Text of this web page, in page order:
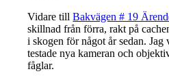
Vidare tillBakvägen # 19
skillnad från förra, rakt på
i skogen för något år sedan. Jag
testade nya kameran och
fåglar.